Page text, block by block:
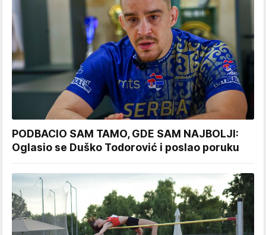
PODBACIO SAM TAMO, GDE SAM NAJBOLJI:
Oglasio se Duško Todorović i poslao poruku